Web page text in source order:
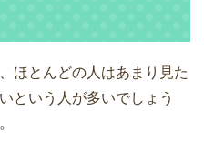
ほとんどの人はあまり見た
という人が多いでしょう